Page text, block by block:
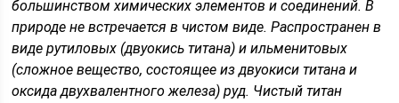
большинством химических элементов и соединений. В
природе не встречается в чистом виде. Распространен в
виде рутиловых (двуокись титана) и ильменитовых
(сложное вещество, состоящее из двуокиси титана и
оксида двухвалентного железа) руд. Чистый титан